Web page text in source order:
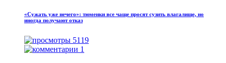
«Сужать уже нечего»: тюменки все чаще просят сузить влагалище, но
иногда получают отказ
5119
1